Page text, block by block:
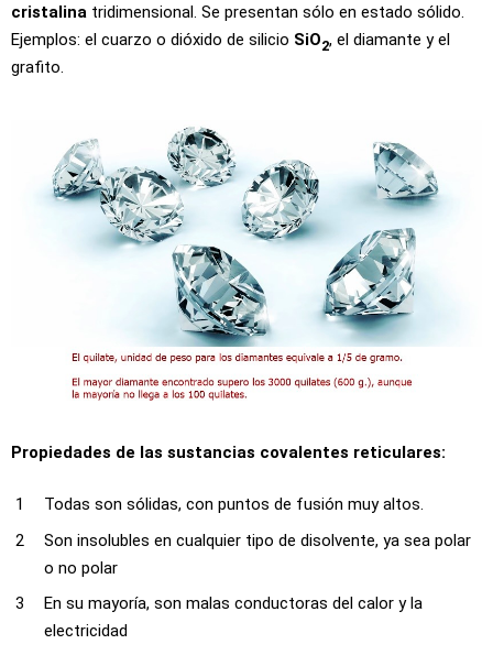
cristalina tridimensional. Se presentan sólo en estado sólido.
Ejemplos: el cuarzo o dióxido de silicio SiO2, el diamante y el
grafito.
Propiedades de las sustancias covalentes reticulares:
Todas son sólidas, con puntos de fusión muy altos.
Son insolubles en cualquier tipo de disolvente, ya sea polar
o no polar
En su mayoría, son malas conductoras del calor y la
electricidad